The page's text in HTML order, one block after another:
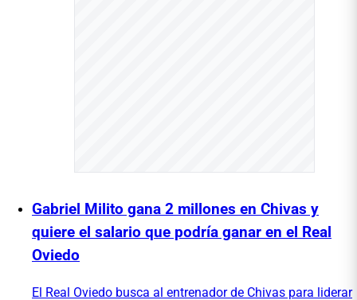
Gabriel Milito gana 2 millones en Chivas y
quiere el salario que podría ganar en el Real
Oviedo
El Real Oviedo busca al entrenador de Chivas para liderar